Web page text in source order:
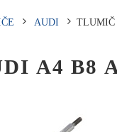
AUDI TLUMIČ
A4 B8